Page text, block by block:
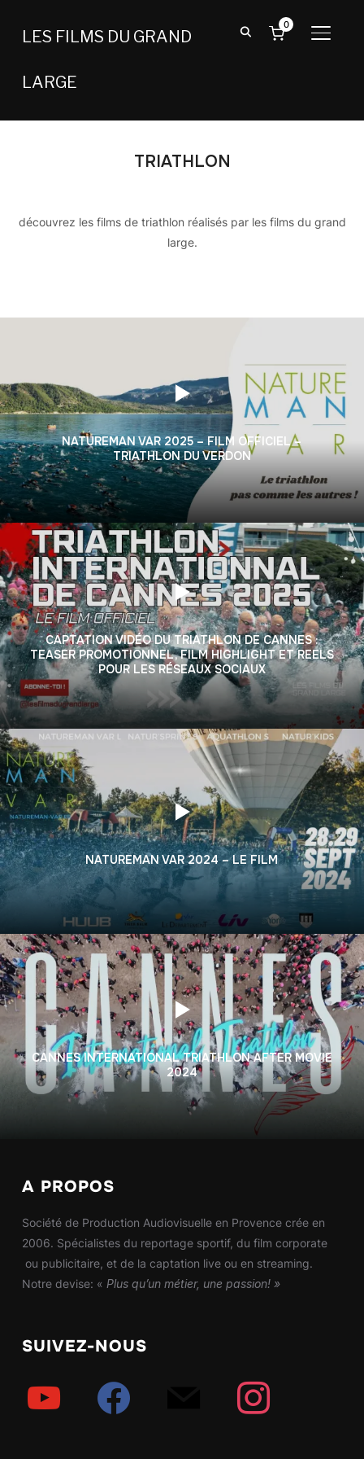
LES FILMS DU GRAND
LARGE
0
TRIATHLON
découvrez les films de triathlon réalisés par les films du grand
large.
NATUREMAN VAR 2025 – FILM OFFICIEL –
TRIATHLON DU VERDON
CAPTATION VIDÉO DU TRIATHLON DE CANNES :
TEASER PROMOTIONNEL, FILM HIGHLIGHT ET REELS
POUR LES RÉSEAUX SOCIAUX
NATUREMAN VAR 2024 – LE FILM
CANNES INTERNATIONAL TRIATHLON AFTER MOVIE
2024
A PROPOS
Société de Production Audiovisuelle en Provence crée en
2006. Spécialistes du reportage sportif, du film corporate
ou publicitaire, et de la captation live ou en streaming.
Notre devise: « Plus qu’un métier, une passion! »
SUIVEZ-NOUS
facebook instagram